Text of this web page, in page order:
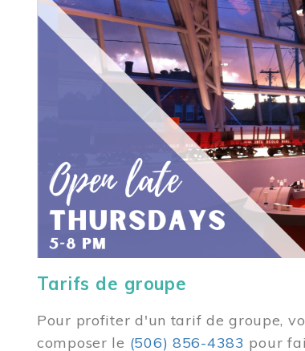
Tarifs de groupe
Pour profiter d'un tarif de groupe,
composer le (506) 856-4383 pour